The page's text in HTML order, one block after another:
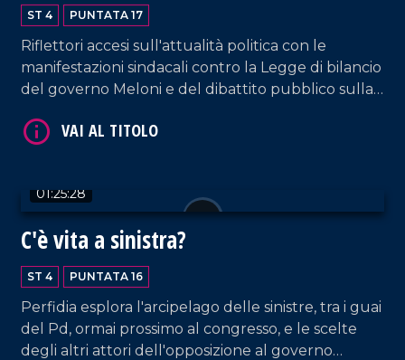
ST 4 PUNTATA 17
Riflettori accesi sull'attualità politica con le
manifestazioni sindacali contro la Legge di bilancio
del governo Meloni e del dibattito pubblico sulla
01:25:28
C'è vita a sinistra?
ST 4 PUNTATA 16
Perfidia esplora l'arcipelago delle sinistre, tra i guai
del Pd, ormai prossimo al congresso, e le scelte
degli altri attori dell'opposizione al governo
VAI AL TITOLO
VAI AL TITOLO